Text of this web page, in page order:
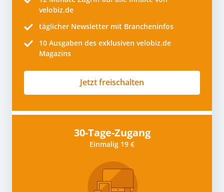
velobiz.de
täglicher Newsletter mit Brancheninfos
10 Ausgaben des exklusiven velobiz.de
Magazins
Jetzt freischalten
30-Tage-Zugang
Einmalig 19 €